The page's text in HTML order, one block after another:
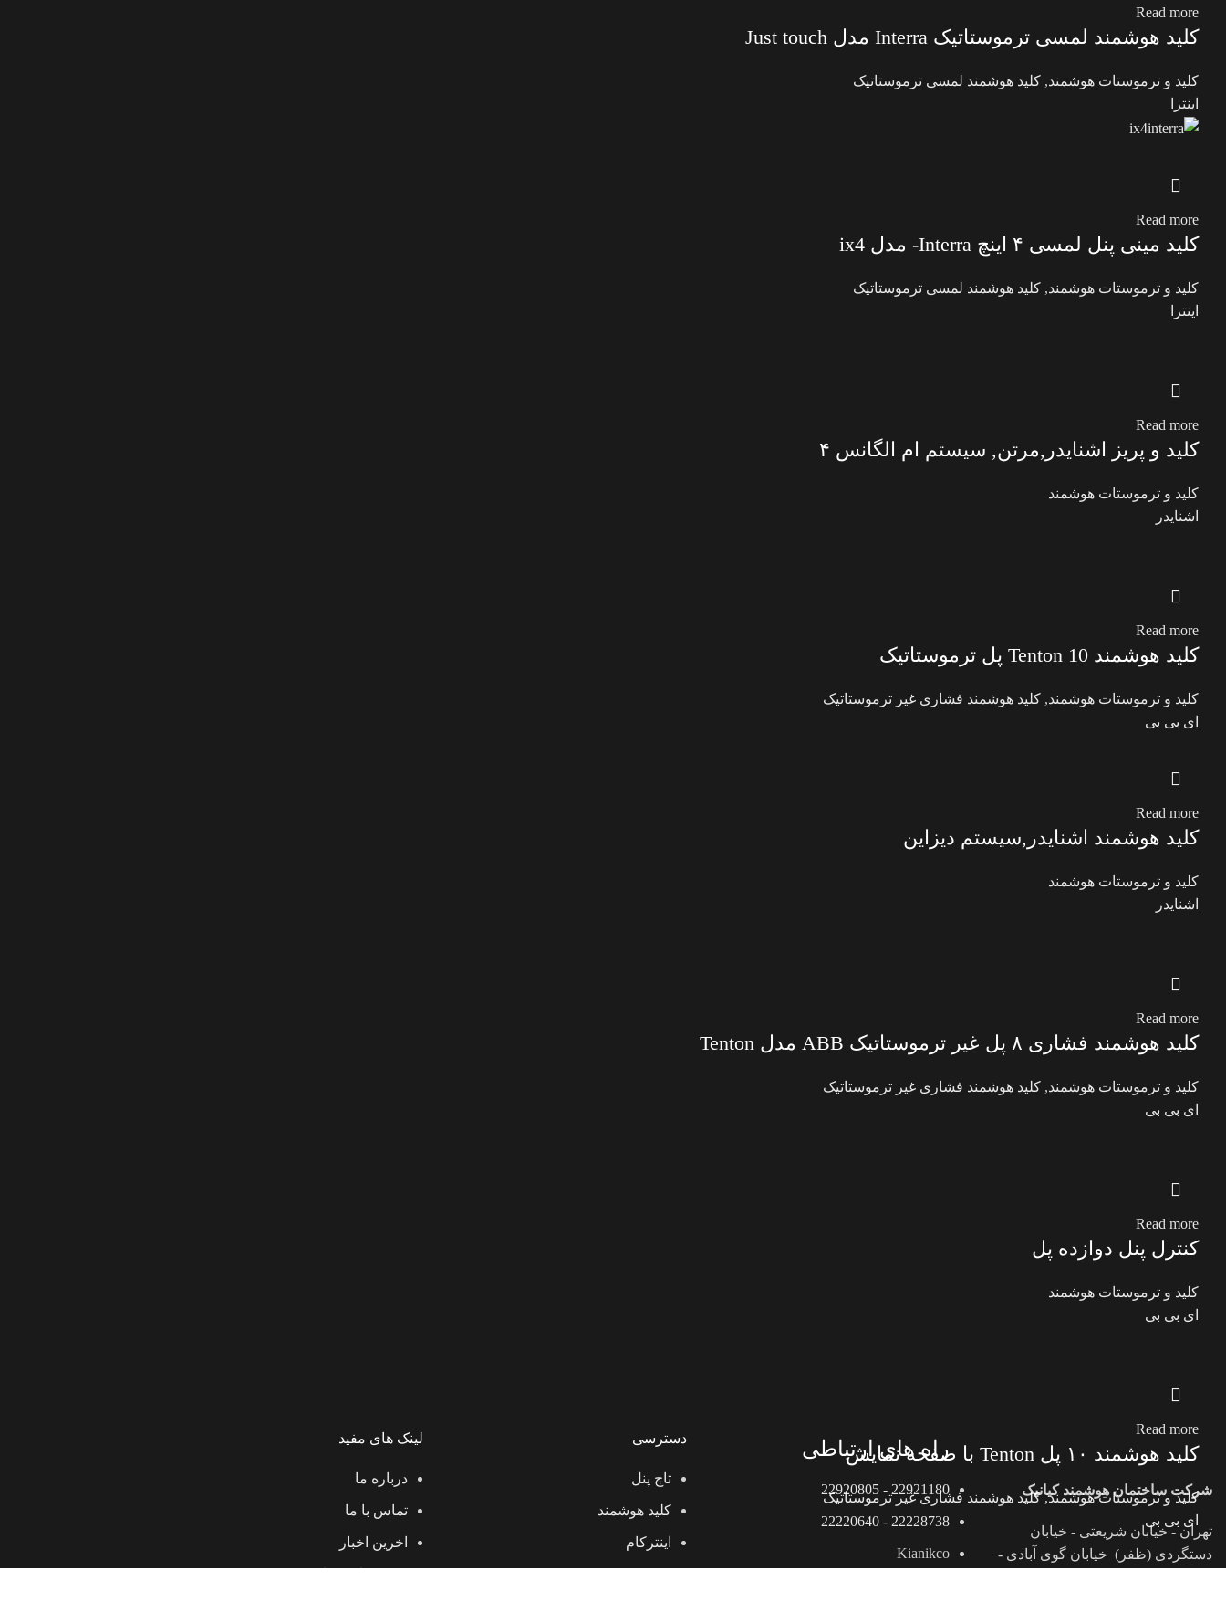
Read more
کلید هوشمند لمسی ترموستاتیک Interra مدل Just touch
کلید و ترموستات هوشمند, کلید هوشمند لمسی ترموستاتیک
اینترا
Read more
کلید مینی پنل لمسی ۴ اینچ Interra- مدل ix4
کلید و ترموستات هوشمند, کلید هوشمند لمسی ترموستاتیک
اینترا
Read more
کلید و پریز اشنایدر,مرتن, سیستم ام الگانس ۴
کلید و ترموستات هوشمند
اشنایدر
Read more
کلید هوشمند Tenton 10 پل ترموستاتیک
کلید و ترموستات هوشمند, کلید هوشمند فشاری غیر ترموستاتیک
ای بی بی
Read more
کلید هوشمند اشنایدر,سیستم دیزاین
کلید و ترموستات هوشمند
اشنایدر
Read more
کلید هوشمند فشاری ۸ پل غیر ترموستاتیک ABB مدل Tenton
کلید و ترموستات هوشمند, کلید هوشمند فشاری غیر ترموستاتیک
ای بی بی
Read more
کنترل پنل دوازده پل
کلید و ترموستات هوشمند
ای بی بی
Read more
کلید هوشمند ۱۰ پل Tenton با صفحه نمایش
کلید و ترموستات هوشمند,کلید هوشمند فشاری غیر ترموستاتیک
ای بی بی
شرکت ساختمان هوشمند کیانیک
تهران - خیابان شریعتی - خیابان
دستگردی (ظفر) خیابان گوی آبادی -
راه های ارتباطی
22921180 - 22920805
22228738 - 22220640
Kianikco
دسترسی
تاچ پنل
کلید هوشمند
اینترکام
لینک های مفید
درباره ما
تماس با ما
اخرین اخبار